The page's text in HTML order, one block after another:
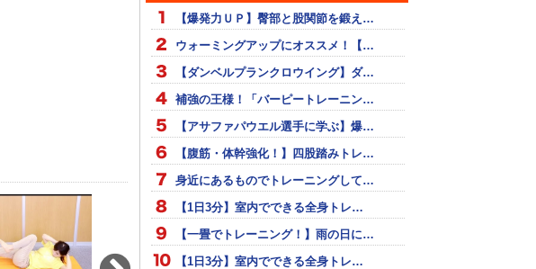
【爆発力ＵＰ】臀部と股関節を鍛え…
ウォーミングアップにオススメ！【…
【ダンベルプランクロウイング】ダ…
補強の王様！「バーピートレーニン…
【アサファパウエル選手に学ぶ】爆…
【腹筋・体幹強化！】四股踏みトレ…
身近にあるものでトレーニングして…
【1日3分】室内でできる全身トレ…
【一畳でトレーニング！】雨の日に…
【1日3分】室内でできる全身トレ…